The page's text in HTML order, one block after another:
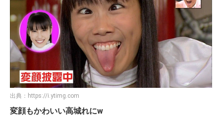
出典： https://i.ytimg.com
変顔もかわいい高城れにw